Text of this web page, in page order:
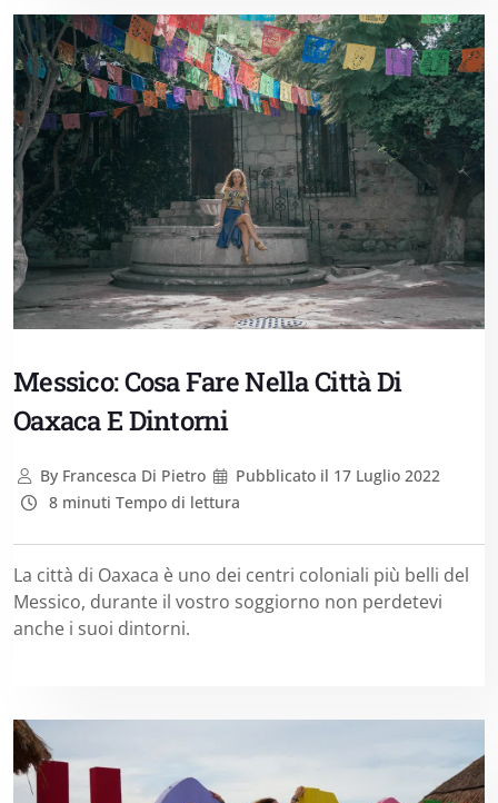
Messico: Cosa Fare Nella Città Di
Oaxaca E Dintorni
ByFrancesca Di Pietro Pubblicato il 17 Luglio 2022
8 minuti Tempo di lettura
La città di Oaxaca è uno dei centri coloniali più belli del
Messico, durante il vostro soggiorno non perdetevi
anche i suoi dintorni.